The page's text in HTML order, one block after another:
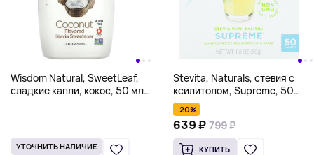
Wisdom Natural, SweetLeaf,
сладкие капли, кокос, 50 мл
УТОЧНИТЬ НАЛИЧИЕ
Stevita, Naturals, стевия с
ксилитолом, Supreme, 50
пакетиков по 50 г (1,8 унции)
-20%
639 ₽ 799 ₽
КУПИТЬ